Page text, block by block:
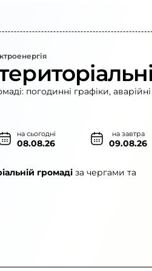
погодинні графіки,
на сьогодні
08.08.26
на завтра
09.08.26
громаді за чергами та